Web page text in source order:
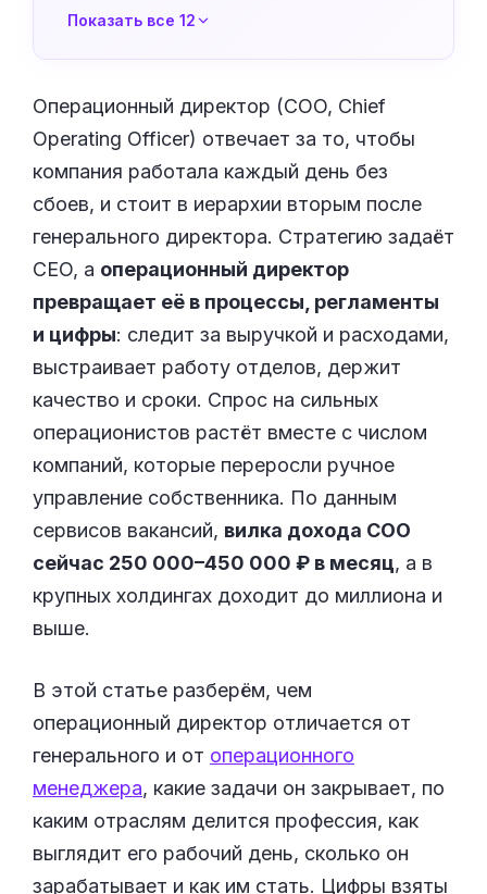
Показать все 12
Операционный директор (COO, Chief
Operating Officer) отвечает за то, чтобы
компания работала каждый день без
сбоев, и стоит в иерархии вторым после
генерального директора. Стратегию задаёт
CEO, а операционный директор
превращает её в процессы, регламенты
и цифры: следит за выручкой и расходами,
выстраивает работу отделов, держит
качество и сроки. Спрос на сильных
операционистов растёт вместе с числом
компаний, которые переросли ручное
управление собственника. По данным
сервисов вакансий, вилка дохода COO
сейчас 250 000–450 000 ₽ в месяц, а в
крупных холдингах доходит до миллиона и
выше.
В этой статье разберём, чем
операционный директор отличается от
генерального и от операционного
менеджера, какие задачи он закрывает, по
каким отраслям делится профессия, как
выглядит его рабочий день, сколько он
зарабатывает и как им стать. Цифры взяты